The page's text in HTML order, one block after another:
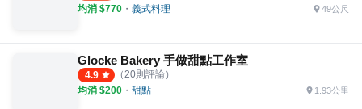
均消 $770 ・ 義式料理 49公尺
Glocke Bakery 手做甜點工作室
4.9 （ 20則評論）
均消 $200 ・ 甜點 1.93公里